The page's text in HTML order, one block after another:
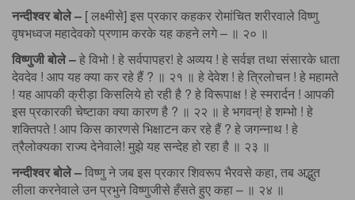
नन्दीश्वर बोले – [ लक्ष्मीसे] इस प्रकार कहकर रोमांचित शरीरवाले विष्णु
वृषभध्वज महादेवको प्रणाम करके यह कहने लगे – ॥ २० ॥
विष्णुजी बोले –हे विभो ! हे सर्वपापहर! हे अव्यय ! हे सर्वज्ञ तथा संसारके धाता
देवदेव ! आप यह क्या कर रहे हैं ? ॥ २१ ॥ हे देवेश ! हे त्रिलोचन ! हे महामते
! यह आपकी क्रीड़ा किसलिये हो रही है ? हे विरूपाक्ष ! हे स्मरार्दन ! आपकी
इस प्रकारकी चेष्टाका क्या कारण है ? ॥ २२ ॥ हे भगवन्! हे शम्भो ! हे
शक्तिपते ! आप किस कारणसे भिक्षाटन कर रहे हैं ? हे जगन्नाथ ! हे
त्रैलोक्यका राज्य देनेवाले! मुझे यह सन्देह हो रहा है ॥ २३ ॥
नन्दीश्वर बोले –विष्णु ने जब इस प्रकार शिवरूप भैरवसे कहा, तब अद्भुत
लीला करनेवाले उन प्रभुने विष्णुजीसे हँसते हुए कहा – ॥ २४ ॥